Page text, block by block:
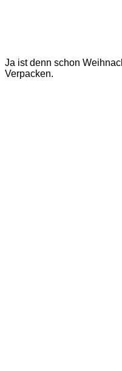
Ja ist denn schon
Verpacken.